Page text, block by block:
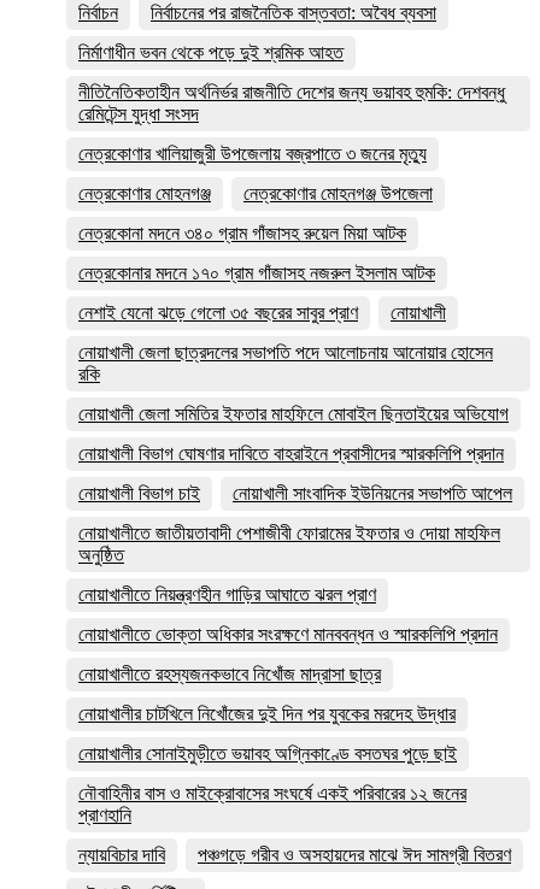
নির্বাচন
নির্বাচনের পর রাজনৈতিক বাস্তবতা: অবৈধ ব্যবসা
নির্মাণাধীন ভবন থেকে পড়ে দুই শ্রমিক আহত
নীতিনৈতিকতাহীন অর্থনির্ভর রাজনীতি দেশের জন্য ভয়াবহ হুমকি: দেশবন্ধু
রেমিটেন্স যুদ্ধা সংসদ
নেত্রকোণার খালিয়াজুরী উপজেলায় বজ্রপাতে ৩ জনের মৃত্যু
নেত্রকোণার মোহনগঞ্জ
নেত্রকোণার মোহনগঞ্জ উপজেলা
নেত্রকোনা মদনে ৩৪০ গ্রাম গাঁজাসহ রুয়েল মিয়া আটক
নেত্রকোনার মদনে ১৭০ গ্রাম গাঁজাসহ নজরুল ইসলাম আটক
নেশাই যেনো ঝড়ে গেলো ৩৫ বছরের সাবুর প্রাণ
নোয়াখালী
নোয়াখালী জেলা ছাত্রদলের সভাপতি পদে আলোচনায় আনোয়ার হোসেন
রকি
নোয়াখালী জেলা সমিতির ইফতার মাহফিলে মোবাইল ছিনতাইয়ের অভিযোগ
নোয়াখালী বিভাগ ঘোষণার দাবিতে বাহরাইনে প্রবাসীদের স্মারকলিপি প্রদান
নোয়াখালী বিভাগ চাই
নোয়াখালী সাংবাদিক ইউনিয়নের সভাপতি আপেল
নোয়াখালীতে জাতীয়তাবাদী পেশাজীবী ফোরামের ইফতার ও দোয়া মাহফিল
অনুষ্ঠিত
নোয়াখালীতে নিয়ন্ত্রণহীন গাড়ির আঘাতে ঝরল প্রাণ
নোয়াখালীতে ভোক্তা অধিকার সংরক্ষণে মানববন্ধন ও স্মারকলিপি প্রদান
নোয়াখালীতে রহস্যজনকভাবে নিখোঁজ মাদ্রাসা ছাত্র
নোয়াখালীর চাটখিলে নিখোঁজের দুই দিন পর যুবকের মরদেহ উদ্ধার
নোয়াখালীর সোনাইমুড়ীতে ভয়াবহ অগ্নিকাণ্ডে বসতঘর পুড়ে ছাই
নৌবাহিনীর বাস ও মাইক্রোবাসের সংঘর্ষে একই পরিবারের ১২ জনের
প্রাণহানি
ন্যায়বিচার দাবি
পঞ্চগড়ে গরীব ও অসহায়দের মাঝে ঈদ সামগ্রী বিতরণ